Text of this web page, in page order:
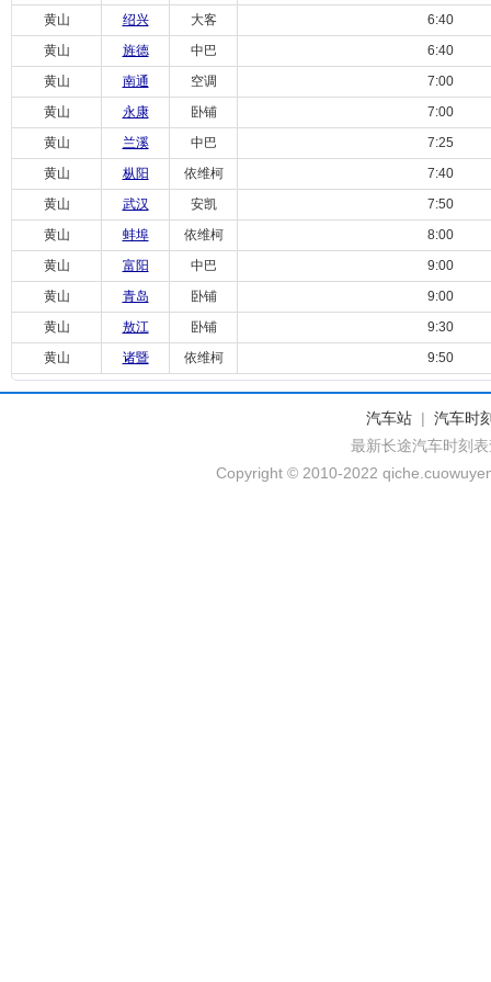
黄山
绍兴 大客
6:40
黄山
旌德 中巴
6:40
黄山
南通 空调
7:00
黄山
永康 卧铺
7:00
黄山
兰溪 中巴
7:25
黄山
枞阳 依维柯
7:40
黄山
武汉 安凯
7:50
黄山
蚌埠 依维柯
8:00
黄山
富阳 中巴
9:00
黄山
青岛 卧铺
9:00
黄山
敖江 卧铺
9:30
黄山
诸暨 依维柯 9:50
汽车站 | 汽车时
最新长途汽车时刻
Copyright © 2010-2022